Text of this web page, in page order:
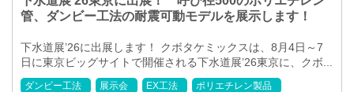
管、ダンビー工法の耐震可動モデルを展示します！
下水道展’26に出展します！ クボタケミックスは、8月4日～7
日に東京ビッグサイトで開催される下水道展ʼ26東京に、クボ...
ダンビー工法 展示会 EX工法 ポリエチレン製品